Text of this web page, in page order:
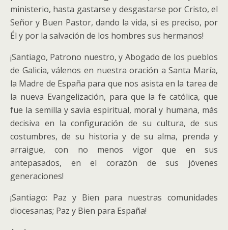
ministerio, hasta gastarse y desgastarse por Cristo, el
Señor y Buen Pastor, dando la vida, si es preciso, por
Él y por la salvación de los hombres sus hermanos!
¡Santiago, Patrono nuestro, y Abogado de los pueblos
de Galicia, válenos en nuestra oración a Santa María,
la Madre de España para que nos asista en la tarea de
la nueva Evangelización, para que la fe católica, que
fue la semilla y savia espiritual, moral y humana, más
decisiva en la configuración de su cultura, de sus
costumbres, de su historia y de su alma, prenda y
arraigue, con no menos vigor que en sus
antepasados, en el corazón de sus jóvenes
generaciones!
¡Santiago: Paz y Bien para nuestras comunidades
diocesanas; Paz y Bien para España!